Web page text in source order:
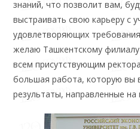
знаний, что позволит вам,
выстраивать свою карьеру с
удовлетворяющих
желаю Ташкентскому
всем присутствующим
большая работа, которую вы
результаты, направленные